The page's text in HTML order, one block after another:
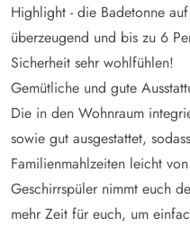
Highlight - die Badetonne
überzeugend und bis zu 6
Sicherheit sehr wohlfühlen!
Gemütliche und gute
Die in den Wohnraum
sowie gut ausgestattet,
Familienmahlzeiten leicht
Geschirrspüler nimmt euch
mehr Zeit für euch, um